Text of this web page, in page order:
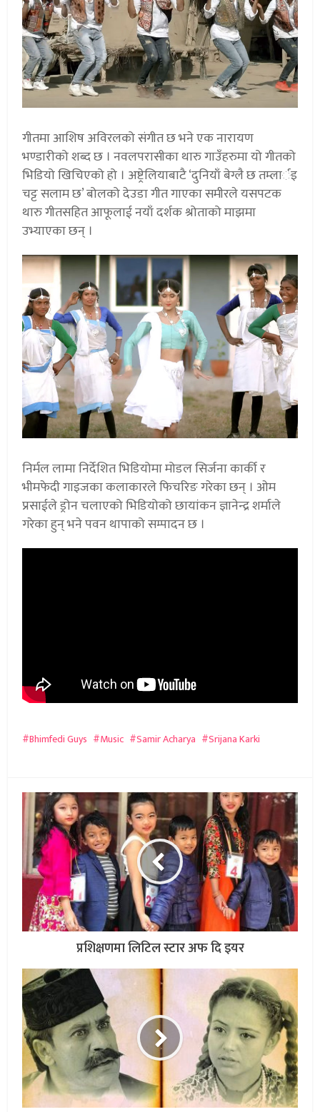
गीतमा आशिष अविरलको संगीत छ भने एक नारायण
भण्डारीको शब्द छ । नवलपरासीका थारु गाउँहरुमा यो गीतको
भिडियो खिचिएको हो । अष्ट्रेलियाबाटै ‘दुनियाँ बेग्लै छ तम्लार्इ
चट्ट सलाम छ’ बोलको देउडा गीत गाएका समीरले यसपटक
थारु गीतसहित आफूलाई नयाँ दर्शक श्रोताको माझमा
उभ्याएका छन् ।
निर्मल लामा निर्देशित भिडियोमा मोडल सिर्जना कार्की र
भीमफेदी गाइजका कलाकारले फिचरिङ गरेका छन् । ओम
प्रसाईले ड्रोन चलाएको भिडियोको छायांकन ज्ञानेन्द्र शर्माले
गरेका हुन् भने पवन थापाको सम्पादन छ ।
Bhimfedi Guys Music Samir Acharya Srijana Karki
प्रशिक्षणमा लिटिल स्टार अफ दि इयर